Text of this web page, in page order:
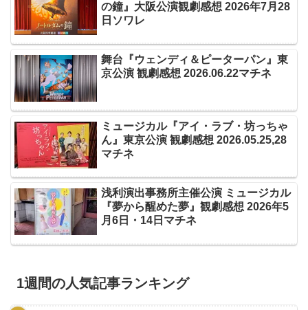
の鐘』大阪公演観劇感想 2026年7月28
日ソワレ
舞台『ウェンディ＆ピーターパン』東
京公演 観劇感想 2026.06.22マチネ
ミュージカル『アイ・ラブ・坊っちゃ
ん』東京公演 観劇感想 2026.05.25,28
マチネ
浅利演出事務所主催公演 ミュージカル
『夢から醒めた夢』観劇感想 2026年5
月6日・14日マチネ
1週間の人気記事ランキング